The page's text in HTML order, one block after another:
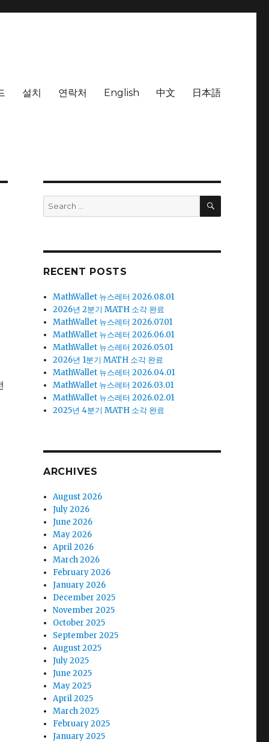
설치 연락처 English 中文 日本語
Search
for:
SEARCH
RECENT POSTS
MathWallet 뉴스레터 2026.08.01
2026년 2분기 MATH 소각 완료
MathWallet 뉴스레터 2026.07.01
MathWallet 뉴스레터 2026.06.01
MathWallet 뉴스레터 2026.05.01
2026년 1분기 MATH 소각 완료
MathWallet 뉴스레터 2026.04.01
MathWallet 뉴스레터 2026.03.01
MathWallet 뉴스레터 2026.02.01
2025년 4분기 MATH 소각 완료
ARCHIVES
August 2026
July 2026
June 2026
May 2026
April 2026
March 2026
February 2026
January 2026
December 2025
November 2025
October 2025
September 2025
August 2025
July 2025
June 2025
May 2025
April 2025
March 2025
February 2025
January 2025